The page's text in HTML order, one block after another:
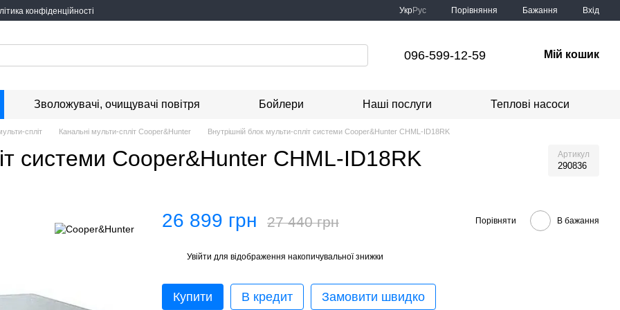
конфіденційності УкрРус Порівняння Бажання Вхід
096-599-12-59 Мій кошик
Зволожувачі, очищувачі повітря Бойлери Наші послуги Теплові насоси
спліт Канальні мульти-спліт Cooper&Hunter Внутрішній блок мульти-спліт системи Cooper&Hunter CHML-ID18RK
системи Cooper&Hunter CHML-ID18RK Артикул
290836
26 899 грн 27 440 грн Порівняти В бажання
Увійти для відображення накопичувальної знижки
Купити В кредит Замовити швидко